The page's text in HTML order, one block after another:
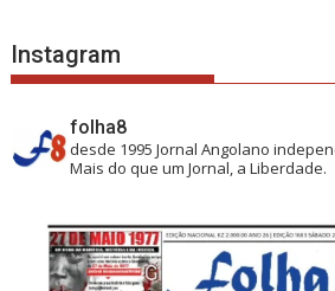
Instagram
folha8
desde 1995 Jornal Angolano
Mais do que um Jornal, a Liberdade.